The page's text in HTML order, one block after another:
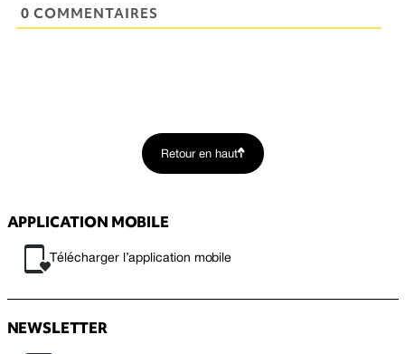
0 COMMENTAIRES
Retour en haut
APPLICATION MOBILE
Télécharger l’application mobile
NEWSLETTER